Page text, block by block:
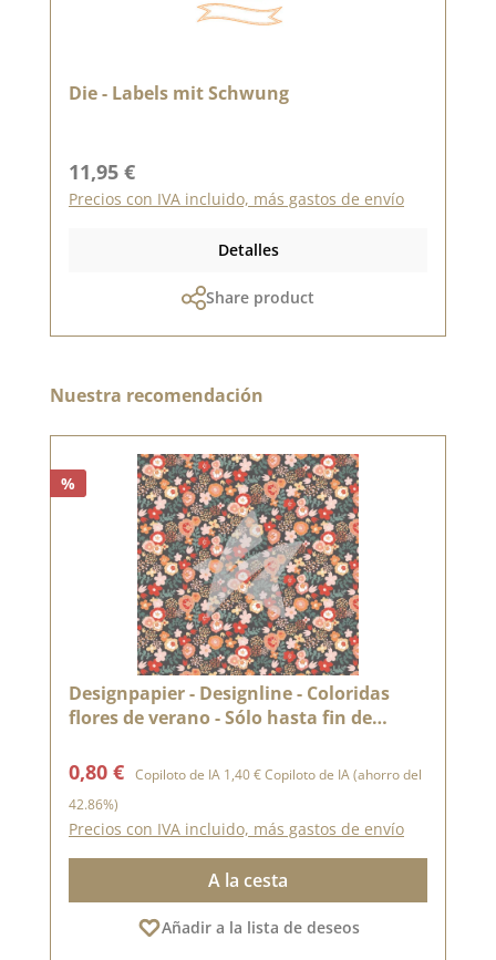
Die - Labels mit Schwung
Precio normal:
11,95 €
Precios con IVA incluido, más gastos de envío
Detalles
Share product
Omitir la galería de productos
Nuestra recomendación
%
Designpapier - Designline - Coloridas
flores de verano - Sólo hasta fin de
Precio de venta:
0,80 € Copiloto de IA Precio normal:
1,40 €Copiloto de IA(ahorro del
42.86%)
Precios con IVA incluido, más gastos de envío
A la cesta
Añadir a la lista de deseos